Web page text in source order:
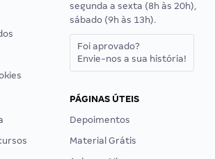
segunda a sexta (8h às 20h),
sábado (9h às 13h).
Foi aprovado?
Envie-nos a sua história!
PÁGINAS ÚTEIS
Depoimentos
Material Grátis